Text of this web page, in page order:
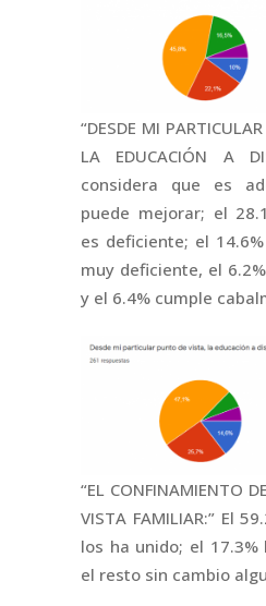
“DESDE MI
LA EDUCACIÓN A
considera que es
puede mejorar; el
es deficiente; el
muy deficiente, el
y el 6.4% cumple
“EL CONFINAMIENTO
VISTA FAMILIAR:” El
los ha unido; el
el resto sin cambio